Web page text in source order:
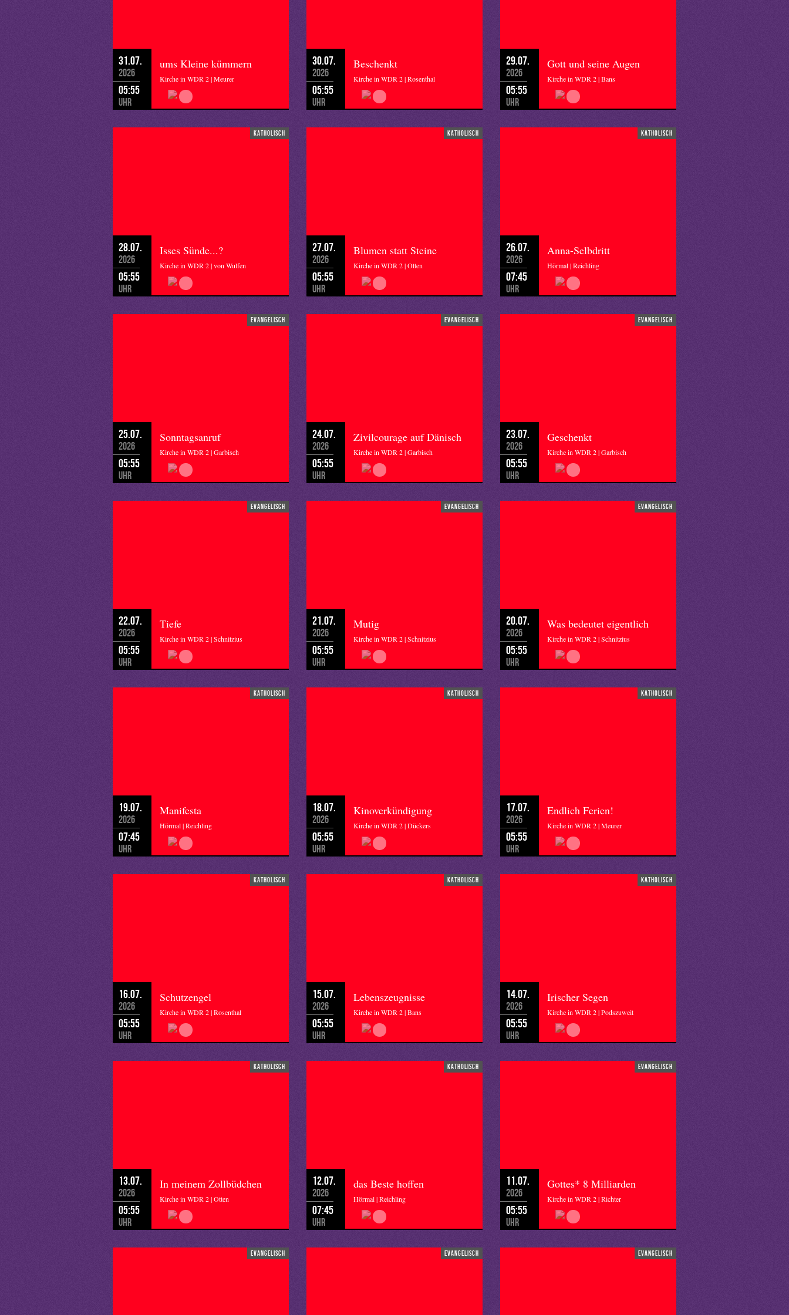
31.07.
2026
05:55
Uhr
ums Kleine kümmern
Kirche in WDR 2 | Meurer
30.07.
2026
05:55
Uhr
Beschenkt
Kirche in WDR 2 | Rosenthal
29.07.
2026
05:55
Uhr
Gott und seine Augen
Kirche in WDR 2 | Bans
katholisch
28.07.
2026
05:55
Uhr
Isses Sünde...?
Kirche in WDR 2 | von Wulfen
katholisch
27.07.
2026
05:55
Uhr
Blumen statt Steine
Kirche in WDR 2 | Otten
katholisch
26.07.
2026
07:45
Uhr
Anna-Selbdritt
Hörmal | Reichling
evangelisch
25.07.
2026
05:55
Uhr
Sonntagsanruf
Kirche in WDR 2 | Garbisch
evangelisch
24.07.
2026
05:55
Uhr
Zivilcourage auf Dänisch
Kirche in WDR 2 | Garbisch
evangelisch
23.07.
2026
05:55
Uhr
Geschenkt
Kirche in WDR 2 | Garbisch
evangelisch
22.07.
2026
05:55
Uhr
Tiefe
Kirche in WDR 2 | Schnitzius
evangelisch
21.07.
2026
05:55
Uhr
Mutig
Kirche in WDR 2 | Schnitzius
evangelisch
20.07.
2026
05:55
Uhr
Was bedeutet eigentlich
Kirche in WDR 2 | Schnitzius
katholisch
19.07.
2026
07:45
Uhr
Manifesta
Hörmal | Reichling
katholisch
18.07.
2026
05:55
Uhr
Kinoverkündigung
Kirche in WDR 2 | Dückers
katholisch
17.07.
2026
05:55
Uhr
Endlich Ferien!
Kirche in WDR 2 | Meurer
katholisch
16.07.
2026
05:55
Uhr
Schutzengel
Kirche in WDR 2 | Rosenthal
katholisch
15.07.
2026
05:55
Uhr
Lebenszeugnisse
Kirche in WDR 2 | Bans
katholisch
14.07.
2026
05:55
Uhr
Irischer Segen
Kirche in WDR 2 | Podszuweit
katholisch
13.07.
2026
05:55
Uhr
In meinem Zollbüdchen
Kirche in WDR 2 | Otten
katholisch
12.07.
2026
07:45
Uhr
das Beste hoffen
Hörmal | Reichling
evangelisch
11.07.
2026
05:55
Uhr
Gottes* 8 Milliarden
Kirche in WDR 2 | Richter
evangelisch evangelisch evangelisch